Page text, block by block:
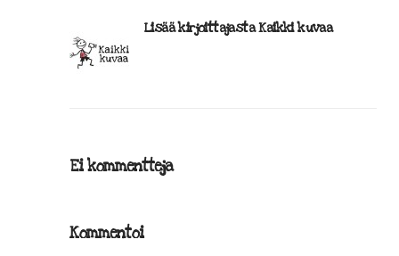
Lisää kirjoittajasta Kaikki kuvaa
Ei kommentteja
Kommentoi